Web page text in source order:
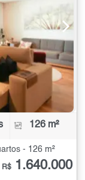
126 m²
- 126 m²
R$ 1.640.000